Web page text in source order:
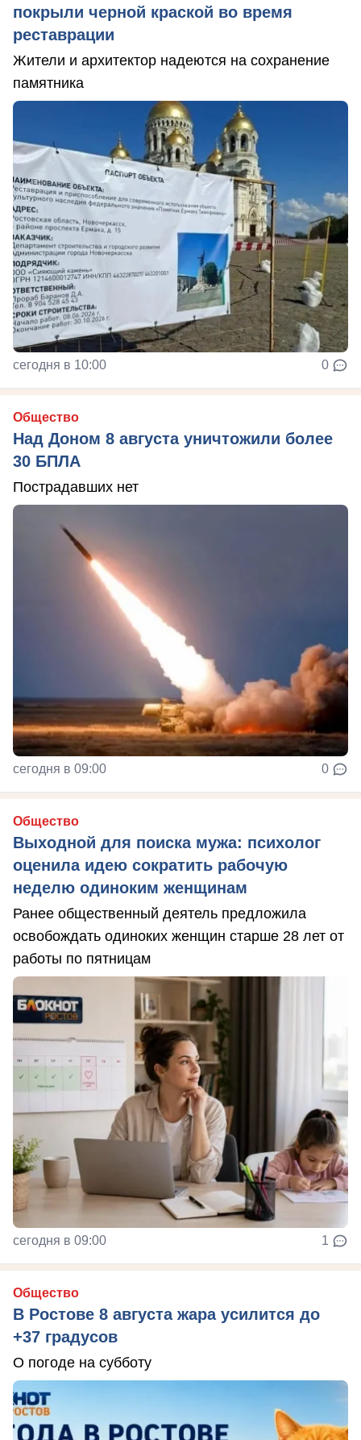
покрыли черной краской во время
реставрации
Жители и архитектор надеются на сохранение
памятника
сегодня в 10:00 0
Общество
Над Доном 8 августа уничтожили более
30 БПЛА
Пострадавших нет
сегодня в 09:00 0
Общество
Выходной для поиска мужа: психолог
оценила идею сократить рабочую
неделю одиноким женщинам
Ранее общественный деятель предложила
освобождать одиноких женщин старше 28 лет от
работы по пятницам
сегодня в 09:00 1
Общество
В Ростове 8 августа жара усилится до
+37 градусов
О погоде на субботу